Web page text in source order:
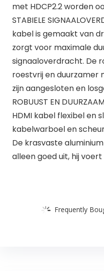
met HDCP2.2 worden
STABIELE
kabel is gemaakt van
zorgt voor maximale
signaaloverdracht. De
roestvrij en duurzamer
zijn aangesloten en
ROBUUST EN
HDMI kabel flexibel en
kabelwarboel en
De krasvaste
alleen goed uit, hij
Frequently